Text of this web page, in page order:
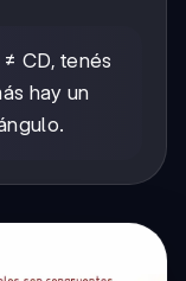
CD, tenés
hay un